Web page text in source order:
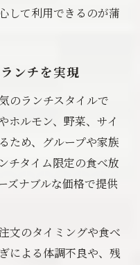
して利用できるのが蒲
ンチを実現
のランチスタイルで
ホルモン、野菜、サイ
ため、グループや家族
チタイム限定の食べ放
ズナブルな価格で提供
文のタイミングや食べ
による体調不良や、残